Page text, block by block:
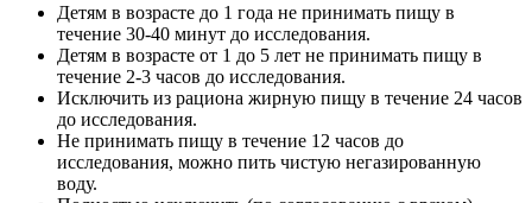
Детям в возрасте до 1 года не принимать пищу в
течение 30-40 минут до исследования.
Детям в возрасте от 1 до 5 лет не принимать пищу в
течение 2-3 часов до исследования.
Исключить из рациона жирную пищу в течение 24 часов
до исследования.
Не принимать пищу в течение 12 часов до
исследования, можно пить чистую негазированную
воду.